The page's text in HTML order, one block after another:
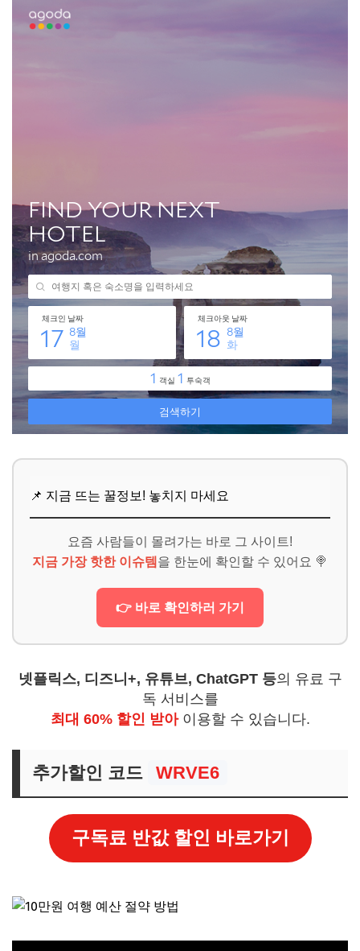
📌 지금 뜨는 꿀정보! 놓치지 마세요
요즘 사람들이 몰려가는 바로 그 사이트!
지금 가장 핫한 이슈템 을 한눈에 확인할 수 있어요 🍭
👉 바로 확인하러 가기
넷플릭스, 디즈니+, 유튜브, ChatGPT 등의 유료 구
독 서비스를
최대 60% 할인 받아이용할 수 있습니다.
추가할인 코드 WRVE6
구독료 반값 할인 바로가기